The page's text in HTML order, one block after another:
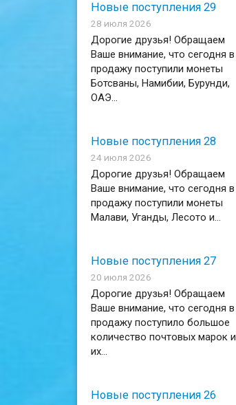
Новые поступления 29
28 июля 2026
Дорогие друзья! Обращаем
Ваше внимание, что сегодня в
продажу поступили монеты
Ботсваны, Намибии, Бурунди,
ОАЭ...
Новые поступления 28
24 июля 2026
Дорогие друзья! Обращаем
Ваше внимание, что сегодня в
продажу поступили монеты
Малави, Уганды, Лесото и...
Новые поступления 27
20 июля 2026
Дорогие друзья! Обращаем
Ваше внимание, что сегодня в
продажу поступило большое
количество почтовых марок и
их...
Новые поступления 26